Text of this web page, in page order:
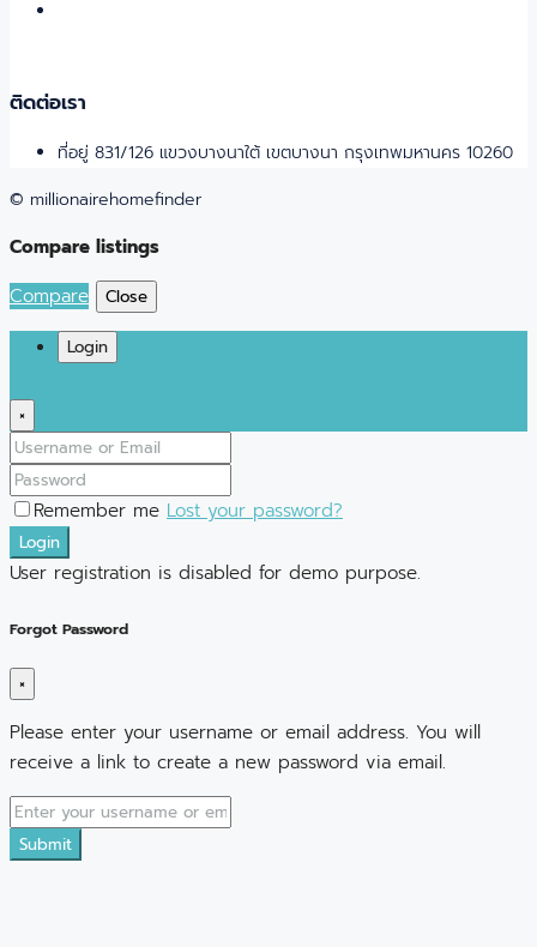
ติดต่อเรา
ที่อยู่ 831/126 แขวงบางนาใต้ เขตบางนา กรุงเทพมหานคร 10260
© millionairehomefinder
Compare listings
Compare
Close
Login
×
Remember me Lost your password?
Login
User registration is disabled for demo purpose.
Forgot Password
×
Please enter your username or email address. You will
receive a link to create a new password via email.
Submit